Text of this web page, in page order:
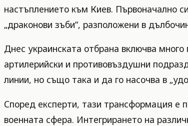
настъплението към Киев. Първоначално
„драконови зъби“, разположени в
Днес украинската отбрана включва
артилерийски и противовъздушни
линии, но също така и да го насочва в
Според експерти, тази трансформация е
военната сфера. Интегрирането на